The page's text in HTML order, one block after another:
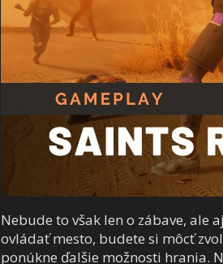
Nebude to však len o zábave, ale
ovládať mesto, budete si môcť
ponúkne ďalšie možnosti hrania.